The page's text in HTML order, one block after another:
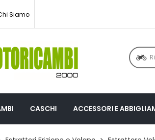
Siamo
CASCHI ACCESSORI E